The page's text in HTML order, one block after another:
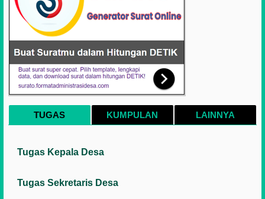
TUGAS KUMPULAN LAINNYA
Tugas Kepala Desa
Tugas Sekretaris Desa